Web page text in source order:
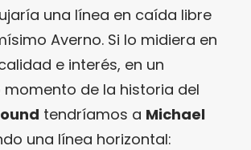
una línea en caída libre
Averno. Si lo midiera en
e interés, en un
de la historia del
tendríamos a Michael
una línea horizontal: